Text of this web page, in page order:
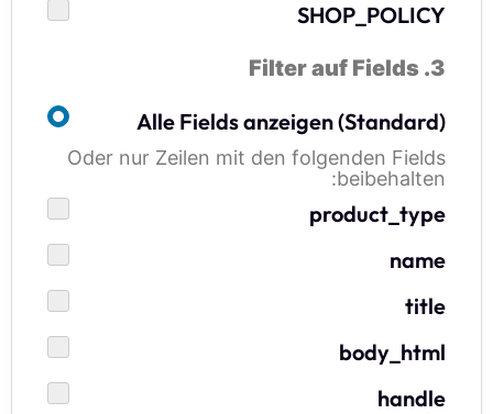
SHOP_POLICY
3. Filter auf Fields
Alle Fields anzeigen (Standard)
Oder nur Zeilen mit den folgenden Fields
beibehalten:
product_type
name
title
body_html
handle